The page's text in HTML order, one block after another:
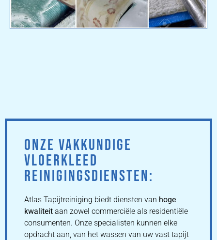
ONZE VAKKUNDIGE
VLOERKLEED
REINIGINGSDIENSTEN:
Atlas Tapijtreiniging biedt diensten van hoge
kwaliteit aan zowel commerciële als residentiële
consumenten. Onze specialisten kunnen elke
opdracht aan, van het wassen van uw vast tapijt